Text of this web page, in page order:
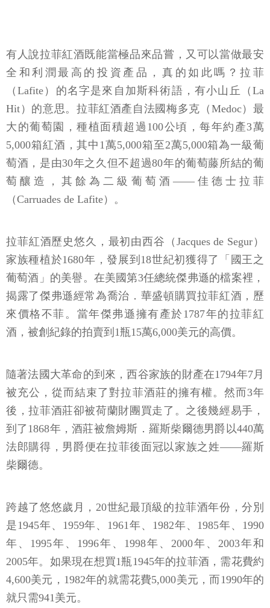
有人說拉菲紅酒既能當極品來品嘗，又可以當做最安
全和利潤最高的投資產品，真的如此嗎？拉菲
（Lafite）的名字是來自加斯科術語，有小山丘（La
Hit）的意思。拉菲紅酒產自法國梅多克（Medoc）最
大的葡萄園，種植面積超過100公頃，每年約產3萬
5,000箱紅酒，其中1萬5,000箱至2萬5,000箱為一級葡
萄酒，是由30年之久但不超過80年的葡萄藤所結的葡
萄釀造，其餘為二級葡萄酒——佳德士拉菲
（Carruades de Lafite）。
拉菲紅酒歷史悠久，最初由西谷（Jacques de Segur）
家族種植於1680年，發展到18世紀初獲得了「國王之
葡萄酒」的美譽。在美國第3任總統傑弗遜的檔案裡，
揭露了傑弗遜經常為喬治．華盛頓購買拉菲紅酒，歷
來價格不菲。當年傑弗遜擁有產於1787年的拉菲紅
酒，被創紀錄的拍賣到1瓶15萬6,000美元的高價。
隨著法國大革命的到來，西谷家族的財產在1794年7月
被充公，從而結束了對拉菲酒莊的擁有權。然而3年
後，拉菲酒莊卻被荷蘭財團買走了。之後幾經易手，
到了1868年，酒莊被詹姆斯．羅斯柴爾德男爵以440萬
法郎購得，男爵便在拉菲後面冠以家族之姓——羅斯
柴爾德。
跨越了悠悠歲月，20世紀最頂級的拉菲酒年份，分別
是1945年、1959年、1961年、1982年、1985年、1990
年、1995年、1996年、1998年、2000年、2003年和
2005年。如果現在想買1瓶1945年的拉菲酒，需花費約
4,600美元，1982年的就需花費5,000美元，而1990年的
就只需941美元。